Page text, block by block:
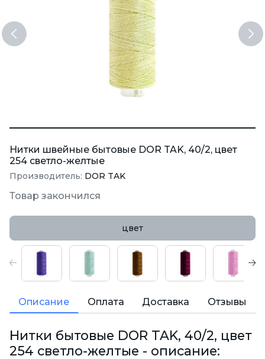
Previous
Нитки швейные бытовые DOR TAK, 40/2, цвет
254 светло-желтые
Производитель: DOR TAK
Товар закончился
цвет
Описание Оплата Доставка Отзывы
Нитки бытовые DOR TAK, 40/2, цвет
254 светло-желтые - описание: